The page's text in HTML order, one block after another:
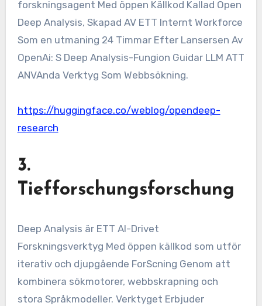
forskningsagent Med öppen Källkod Kallad Open
Deep Analysis, Skapad AV ETT Internt Workforce
Som en utmaning 24 Timmar Efter Lansersen Av
OpenAi: S Deep Analysis-Fungion Guidar LLM ATT
ANVAnda Verktyg Som Webbsökning.
https://huggingface.co/weblog/opendeep-
research
3.
Tiefforschungsforschung
Deep Analysis är ETT AI-Drivet
Forskningsverktyg Med öppen källkod som utför
iterativ och djupgående ForScning Genom att
kombinera sökmotorer, webbskrapning och
stora Språkmodeller. Verktyget Erbjuder